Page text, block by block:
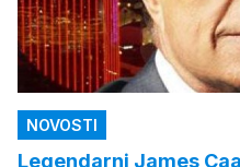
NOVOSTI
Legendarni James